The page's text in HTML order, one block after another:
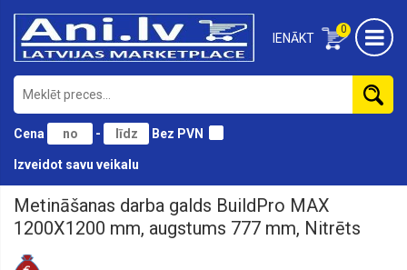
0
IENĀKT
Cena - Bez PVN
Izveidot savu veikalu
Auto
instrumenti
un
piederumi
Metināšanas darba galds BuildPro MAX
1200X1200 mm, augstums 777 mm, Nitrēts